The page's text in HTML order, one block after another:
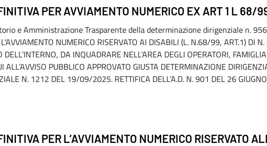
PER AVVIAMENTO NUMERICO EX ART 1 L 68/
e Amministrazione Trasparente della determinazione dirigenziale n.
NUMERICO RISERVATO AI DISABILI (L. N.68/99, ART.1) DI
DA INQUADRARE NELL’AREA DEGLI OPERATORI,
ALL’AVVISO PUBBLICO APPROVATO GIUSTA DETERMINAZIONE
N. 1212 DEL 19/09/2025. RETTIFICA DELL’A.D. N. 901 DEL 26
PER L’AVVIAMENTO NUMERICO RISERVATO